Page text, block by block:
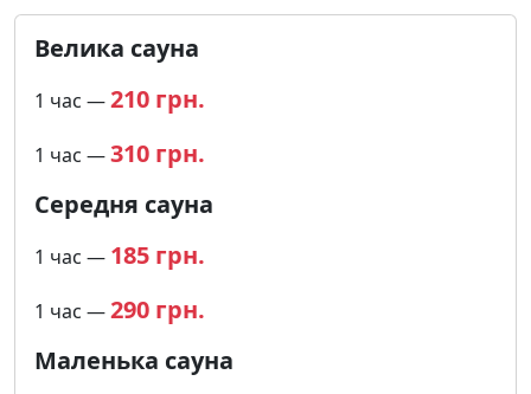
Велика сауна
1 час —210 грн.
1 час —310 грн.
Середня сауна
1 час — 185 грн.
1 час —290 грн.
Маленька сауна